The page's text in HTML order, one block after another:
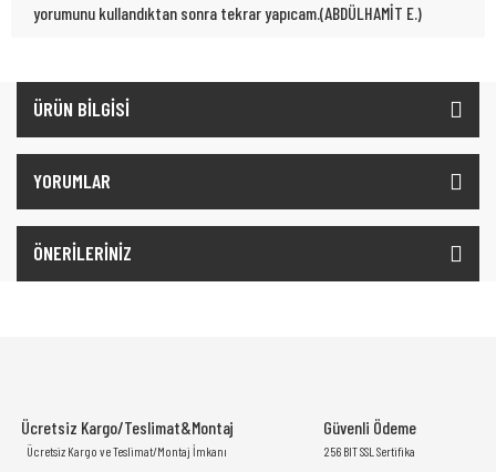
yorumunu kullandıktan sonra tekrar yapıcam.(ABDÜLHAMİT E.)
ÜRÜN BİLGİSİ
YORUMLAR
ÖNERİLERİNİZ
Ücretsiz Kargo/Teslimat&Montaj
Ücretsiz Kargo ve Teslimat/Montaj İmkanı
Güvenli Ödeme
256 BIT SSL Sertifika